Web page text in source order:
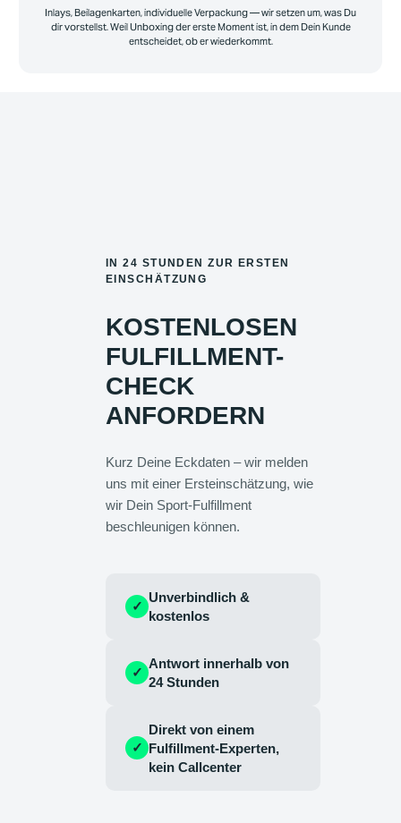
Inlays, Beilagenkarten, individuelle Verpackung — wir setzen um, was Du
dir vorstellst. Weil Unboxing der erste Moment ist, in dem Dein Kunde
entscheidet, ob er wiederkommt.
IN 24 STUNDEN ZUR ERSTEN
EINSCHÄTZUNG
KOSTENLOSEN
FULFILLMENT-
CHECK
ANFORDERN
Kurz Deine Eckdaten – wir melden
uns mit einer Ersteinschätzung, wie
wir Dein Sport-Fulfillment
beschleunigen können.
✓
Unverbindlich &
kostenlos
✓
Antwort innerhalb von
24 Stunden
✓
Direkt von einem
Fulfillment-Experten,
kein Callcenter